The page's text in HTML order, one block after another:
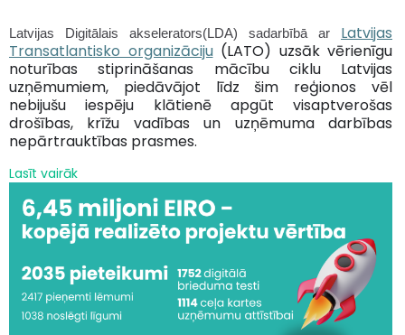
Latvijas Digitālais akselerators(LDA) sadarbībā ar Latvijas
Transatlantisko organizāciju(LATO) uzsāk vērienīgu
noturības stiprināšanas mācību ciklu Latvijas
uzņēmumiem, piedāvājot līdz šim reģionos vēl
nebijušu iespēju klātienē apgūt visaptverošas
drošības, krīžu vadības un uzņēmuma darbības
nepārtrauktības prasmes.
Lasīt vairāk